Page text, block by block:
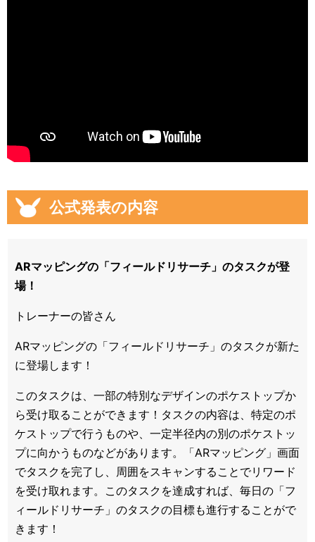
公式発表の内容
ARマッピングの「フィールドリサーチ」のタスクが登
場！
トレーナーの皆さん
ARマッピングの「フィールドリサーチ」のタスクが新た
に登場します！
このタスクは、一部の特別なデザインのポケストップか
ら受け取ることができます！タスクの内容は、特定のポ
ケストップで行うものや、一定半径内の別のポケストッ
プに向かうものなどがあります。「ARマッピング」画面
でタスクを完了し、周囲をスキャンすることでリワード
を受け取れます。このタスクを達成すれば、毎日の「フ
ィールドリサーチ」のタスクの目標も進行することがで
きます！